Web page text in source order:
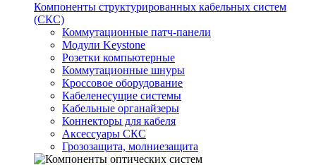
Компоненты структурированных кабельных систем
(СКС)
Коммутационные патч-панели
Модули Keystone
Розетки компьютерные
Коммутационные шнуры
Кроссовое оборудование
Кабеленесущие системы
Кабельные органайзеры
Коннекторы для кабеля
Аксессуары СКС
Грозозащита, молниезащита